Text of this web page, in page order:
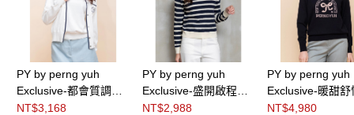
PY by perng yuh
Exclusive-都會質調繡
飾針織外套
NT$3,168
PY by perng yuh
Exclusive-盛開啟程織
紋配條針織衫
NT$2,988
PY by perng yuh
Exclusive-暖甜舒
花珠飾針織衫
NT$4,980